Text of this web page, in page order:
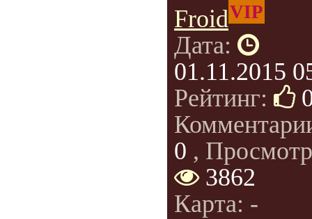
FroidVIP
Дата:
01.11.2015
Рейтинг:
0 ,
3862
Карта: -